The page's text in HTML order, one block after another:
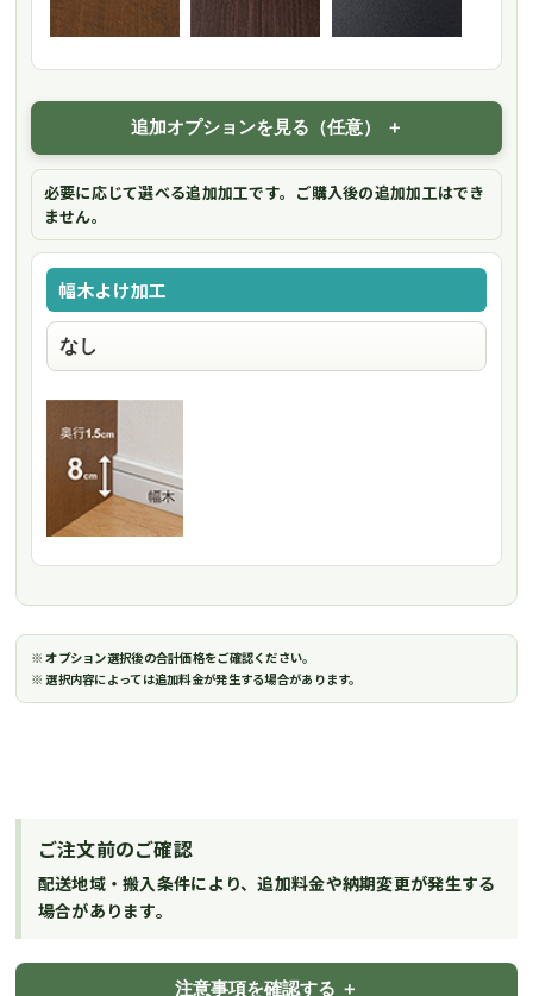
追加オプションを見る（任意）
必要に応じて選べる追加加工です。ご購入後の追加加工はでき
ません。
幅木よけ加工
※ オプション選択後の合計価格をご確認ください。
※ 選択内容によっては追加料金が発生する場合があります。
ご注文前のご確認
配送地域・搬入条件により、追加料金や納期変更が発生する
場合があります。
注意事項を確認する